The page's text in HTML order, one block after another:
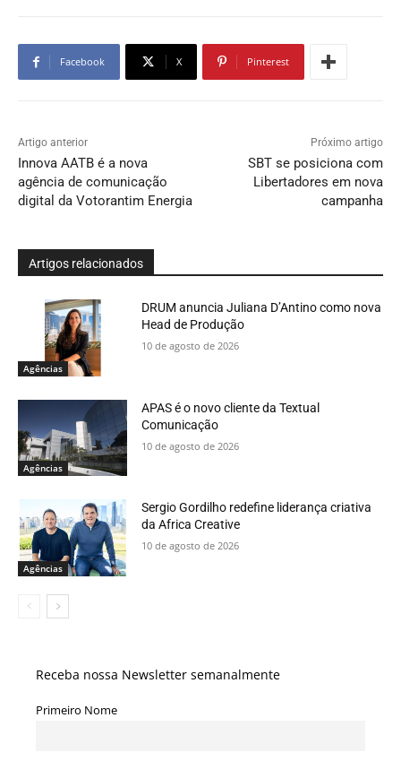
Facebook X Pinterest
Artigo anterior
Innova AATB é a nova
agência de comunicação
digital da Votorantim Energia
Próximo artigo
SBT se posiciona com
Libertadores em nova
campanha
Artigos relacionados
Agências
DRUM anuncia Juliana D’Antino como nova
Head de Produção
10 de agosto de 2026
Agências
APAS é o novo cliente da Textual
Comunicação
10 de agosto de 2026
Agências
Sergio Gordilho redefine liderança criativa
da Africa Creative
10 de agosto de 2026
Receba nossa Newsletter semanalmente
Primeiro Nome